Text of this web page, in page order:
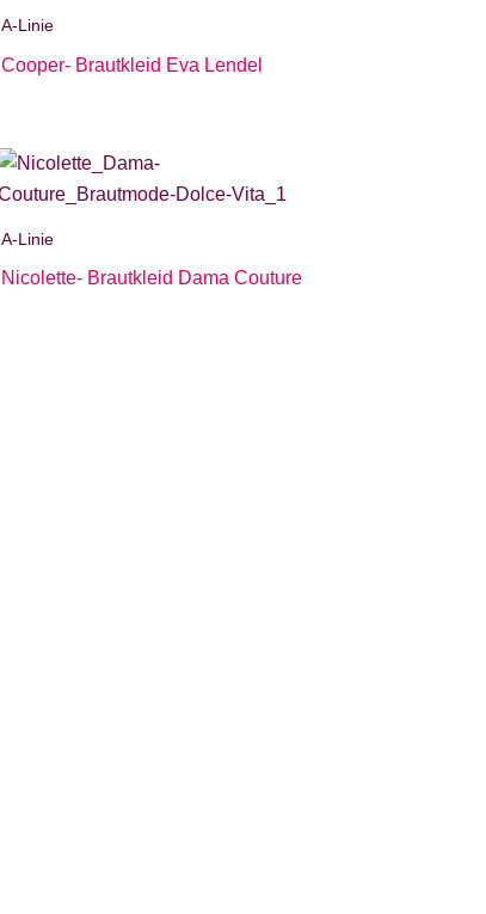
A-Linie
Cooper- Brautkleid Eva Lendel
A-Linie
Nicolette- Brautkleid Dama Couture